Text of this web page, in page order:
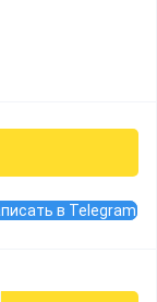
в Telegram